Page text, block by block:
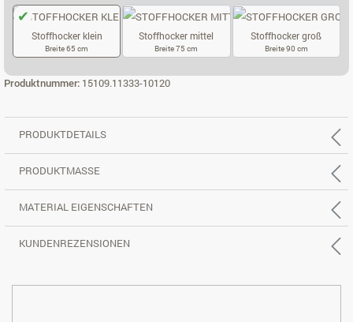
Stoffhocker klein
Breite 65 cm
Stoffhocker mittel
Breite 75 cm
Stoffhocker groß
Breite 90 cm
Produktnummer: 15109.11333-10120
PRODUKTDETAILS
PRODUKTMASSE
MATERIAL EIGENSCHAFTEN
KUNDENREZENSIONEN